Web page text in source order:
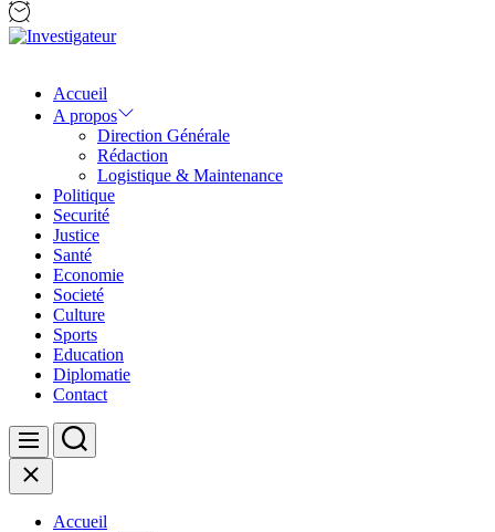
Accueil
A propos
Direction Générale
Rédaction
Logistique & Maintenance
Politique
Securité
Justice
Santé
Economie
Societé
Culture
Sports
Education
Diplomatie
Contact
Menu Search
Close
Accueil